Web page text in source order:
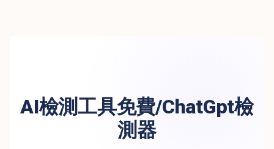
AI檢測工具免費/ChatGpt檢
測器